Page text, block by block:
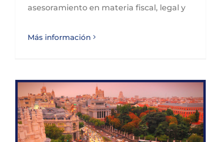
asesoramiento en materia fiscal, legal y
Más información